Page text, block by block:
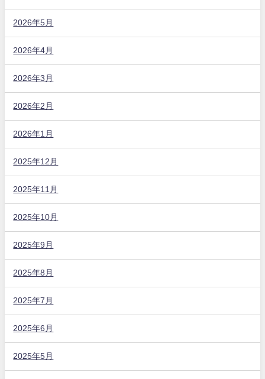
2026年5月
2026年4月
2026年3月
2026年2月
2026年1月
2025年12月
2025年11月
2025年10月
2025年9月
2025年8月
2025年7月
2025年6月
2025年5月